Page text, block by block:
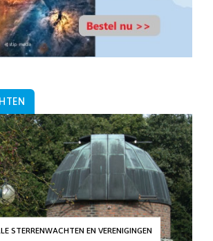
STERRENWACHTEN EN VERENIGINGEN